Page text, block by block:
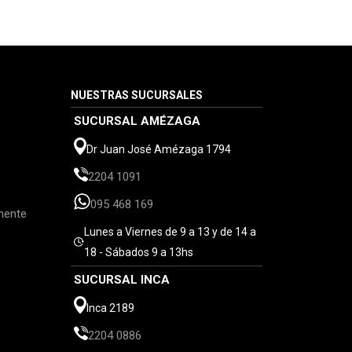
NUESTRAS SUCURSALES
SUCURSAL AMÉZAGA
Dr Juan José Amézaga 1794
2204 1091
095 468 169
Lunes a Viernes de 9 a 13 y de 14 a
18 - Sábados 9 a 13hs
SUCURSAL INCA
Inca 2189
2204 0886